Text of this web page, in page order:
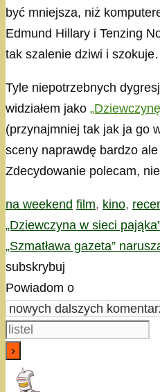
być mniejsza, niż
Edmund Hillary i Tenzing
tak szalenie dziwi i
Tyle niepotrzebnych
widziałem jako
(przynajmniej tak jak ja go
sceny naprawdę bardzo
Zdecydowanie polecam,
Kategorie
na weekend Tagi
film, kino,
„Dziewczyna w sieci
„Szmatława gazeta”
subskrybuj
Powiadom o